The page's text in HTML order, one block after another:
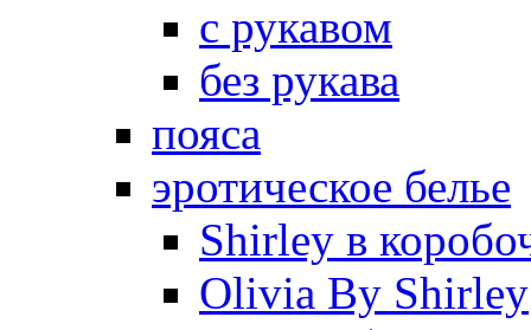
с рукавом
без рукава
пояса
эротическое белье
Shirley в
Olivia By Shirley